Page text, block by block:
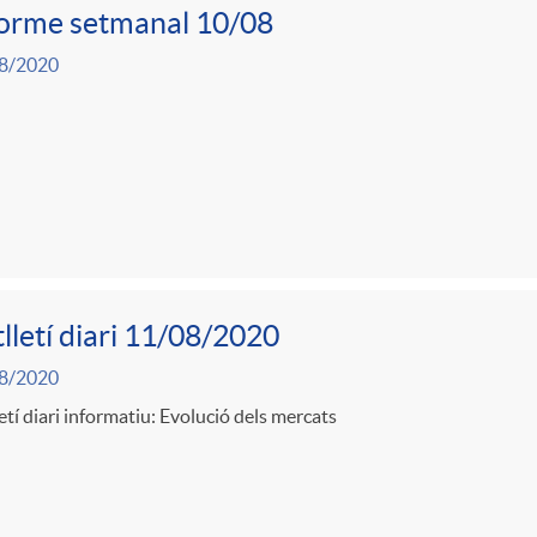
setmanal 10/08
2020
diari 11/08/2020
2020
diari informatiu: Evolució dels mercats